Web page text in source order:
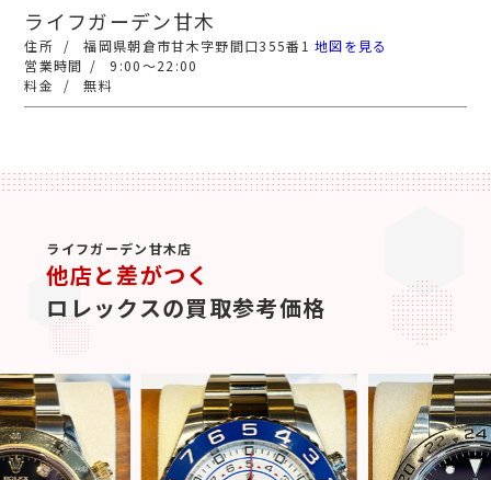
ライフガーデン甘木
福岡県朝倉市甘木字野間口355番1地図を見る
9:00～22:00
無料
ライフガーデン甘木店
他店と差がつく
ロレックスの買取参考価格